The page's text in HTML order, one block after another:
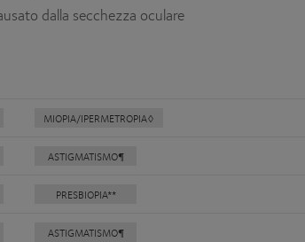
dalla secchezza oculare
MIOPIA/IPERMETROPIA◊
ASTIGMATISMO¶
PRESBIOPIA**
ASTIGMATISMO¶